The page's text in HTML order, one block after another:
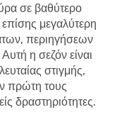
σε βαθύτερο
μεγαλύτερη
περιηγήσεων
η σεζόν είναι
στιγμής,
πρώτη τους
δραστηριότητες.